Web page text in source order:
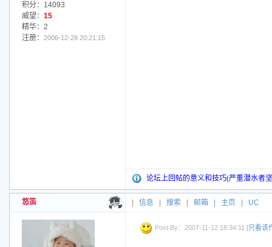
积分：14093
威望： 15
精华：2
注册： 2006-12-28 20:21:15
论坛上回帖的意义和技巧(严重潜水者
悠笛 信息 搜索 邮箱 主页 UC
Post By：2007-11-12 18:34:11 [只看该